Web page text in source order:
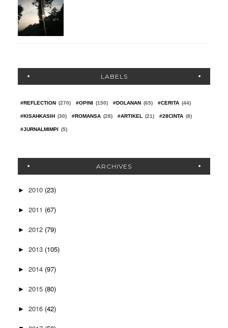
LABELS
#REFLECTION (270) #OPINI (150) #DOLANAN (65) #CERITA (44)
#KISAHKASIH (30) #ROMANSA (28) #ARTIKEL (21) #28CINTA (8)
#JURNALMIMPI (5)
ARCHIVES
► 2010 (23)
► 2011 (67)
► 2012 (79)
► 2013 (105)
► 2014 (97)
► 2015 (80)
► 2016 (42)